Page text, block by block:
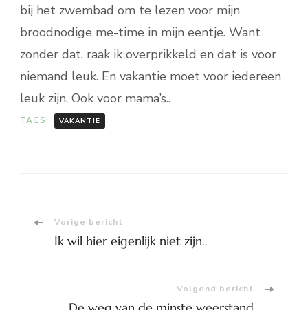
bij het zwembad om te lezen voor mijn
broodnodige me-time in mijn eentje. Want
zonder dat, raak ik overprikkeld en dat is voor
niemand leuk. En vakantie moet voor iedereen
leuk zijn. Ook voor mama’s..
TAGS: VAKANTIE
Bericht
Vorige bericht
Ik wil hier eigenlijk niet zijn..
Volgend bericht